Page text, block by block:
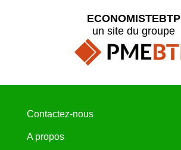
ECONOMISTEBTP
un site du groupe
Contactez-nous
A propos